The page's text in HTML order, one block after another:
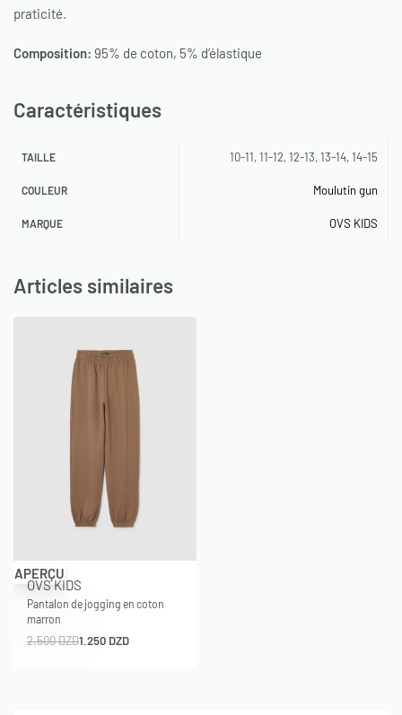
praticité.
Composition: 95% de coton, 5% d’élastique
Caractéristiques
TAILLE 10-11, 11-12, 12-13, 13-14, 14-15
COULEUR Moulutin gun
MARQUE OVS KIDS
Articles similaires
-50% OFF
APERÇU
OVS KIDS
Pantalon de jogging en coton
marron
2.500DZD1.250 DZD